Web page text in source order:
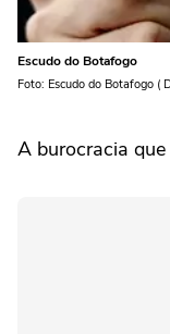
Escudo do Botafogo
Foto: Escudo do Botafogo (
A burocracia